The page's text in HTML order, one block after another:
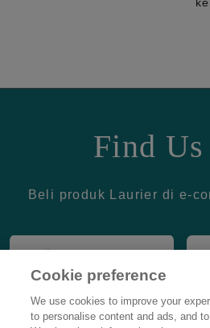
Find
Beli produk Laurier di e-
Cookie preference
We use cookies to improve your
to personalise content and ads, and